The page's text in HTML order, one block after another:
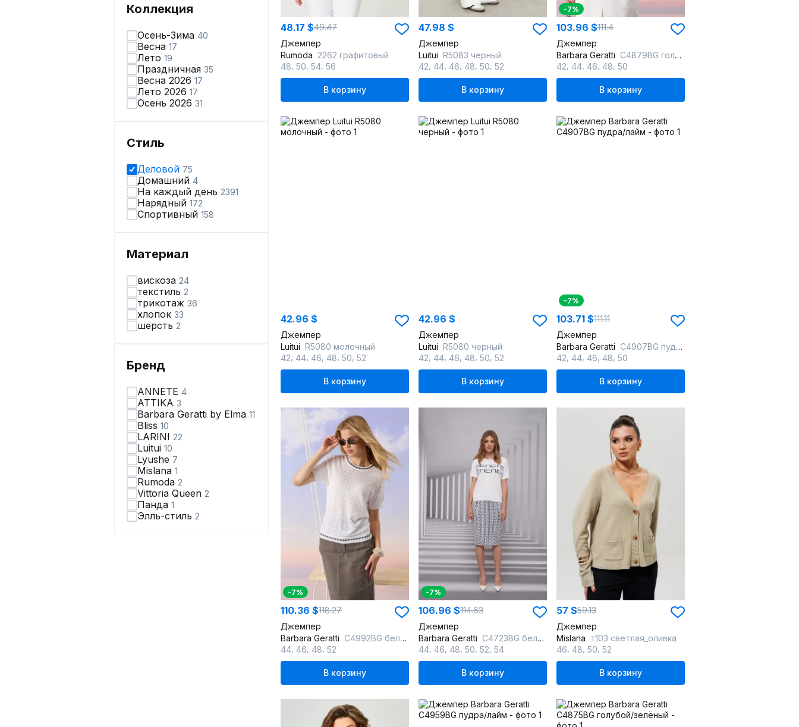
Коллекция
Осень-Зима 40
Весна 17
Лето 19
Праздничная 35
Весна 2026 17
Лето 2026 17
Осень 2026 31
Стиль
Деловой 75
Домашний 4
На каждый день 2391
Нарядный 172
Спортивный 158
Материал
вискоза 24
текстиль 2
трикотаж 36
хлопок 33
шерсть 2
Бренд
ANNETE 4
ATTIKA 3
Barbara Geratti by Elma 11
Bliss 10
LARINI 22
Luitui 10
Lyushe 7
Mislana 1
Rumoda 2
Vittoria Queen 2
Панда 1
Элль-стиль 2
48.17 $49.47
Джемпер
Rumoda 2262 графитовый
48 50 54 56
В корзину
47.98 $
Джемпер
Luitui R5083 черный
42 44 46 48 50 52
В корзину
-7%
103.96 $111.4
Джемпер
Barbara Geratti С4879BG голубой/зелёный
42 44 46 48 50
В корзину
42.96 $
Джемпер
Luitui R5080 молочный
42 44 46 48 50 52
В корзину
42.96 $
Джемпер
Luitui R5080 черный
42 44 46 48 50 52
В корзину
-7%
103.71 $111.11
Джемпер
Barbara Geratti С4907BG пудра/лайм
42 44 46 48 50
В корзину
-7%
110.36 $118.27
Джемпер
Barbara Geratti С4992BG белый/кора
44 46 48 52
В корзину
-7%
106.96 $114.63
Джемпер
Barbara Geratti С4723BG белый/т.синий
44 46 48 50 52 54
В корзину
57 $59.13
Джемпер
Mislana т103 светлая_оливка
46 48 50 52
В корзину